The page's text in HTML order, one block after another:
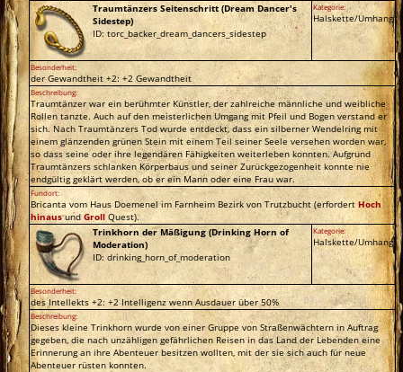
Traumtänzers Seitenschritt (Dream Dancer's
Sidestep)
ID: torc_backer_dream_dancers_sidestep
Kategorie:
Halskette/Umhang
Besonderheit:
der Gewandtheit +2: +2 Gewandtheit
Beschreibung:
Traumtänzer war ein berühmter Künstler, der zahlreiche männliche und weibliche
Rollen tanzte. Auch auf den meisterlichen Umgang mit Pfeil und Bogen verstand er
sich. Nach Traumtänzers Tod wurde entdeckt, dass ein silberner Wendelring mit
einem glänzenden grünen Stein mit einem Teil seiner Seele versehen worden war,
so dass seine oder ihre legendären Fähigkeiten weiterleben konnten. Aufgrund
Traumtänzers schlanken Körperbaus und seiner Zurückgezogenheit konnte nie
endgültig geklärt werden, ob er ein Mann oder eine Frau war.
Fundort:
Bricanta vom Haus Doemenel im Farnheim Bezirk von Trutzbucht (erfordertHoch
hinausundGrollQuest).
Trinkhorn der Mäßigung (Drinking Horn of
Moderation)
ID: drinking_horn_of_moderation
Kategorie:
Halskette/Umhang
Besonderheit:
des Intellekts +2: +2 Intelligenz wenn Ausdauer über 50%
Beschreibung:
Dieses kleine Trinkhorn wurde von einer Gruppe von Straßenwächtern in Auftrag
gegeben, die nach unzähligen gefährlichen Reisen in das Land der Lebenden eine
Erinnerung an ihre Abenteuer besitzen wollten, mit der sie sich auch für neue
Abenteuer rüsten konnten.